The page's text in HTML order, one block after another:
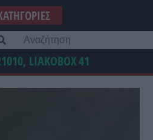
LIAKOBOX41